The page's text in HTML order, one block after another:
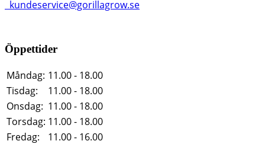
kundeservice@gorillagrow.se
Öppettider
Måndag: 11.00 - 18.00
Tisdag:
11.00 - 18.00
Onsdag: 11.00 - 18.00
Torsdag: 11.00 - 18.00
Fredag:
11.00 - 16.00